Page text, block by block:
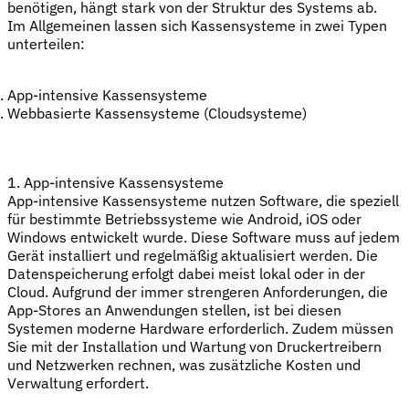
benötigen, hängt stark von der Struktur des Systems ab.
Im Allgemeinen lassen sich Kassensysteme in zwei Typen
unterteilen:
App-intensive Kassensysteme
Webbasierte Kassensysteme (Cloudsysteme)
1. App-intensive Kassensysteme
App-intensive Kassensysteme nutzen Software, die speziell
für bestimmte Betriebssysteme wie Android, iOS oder
Windows entwickelt wurde. Diese Software muss auf jedem
Gerät installiert und regelmäßig aktualisiert werden. Die
Datenspeicherung erfolgt dabei meist lokal oder in der
Cloud. Aufgrund der immer strengeren Anforderungen, die
App-Stores an Anwendungen stellen, ist bei diesen
Systemen moderne Hardware erforderlich. Zudem müssen
Sie mit der Installation und Wartung von Druckertreibern
und Netzwerken rechnen, was zusätzliche Kosten und
Verwaltung erfordert.